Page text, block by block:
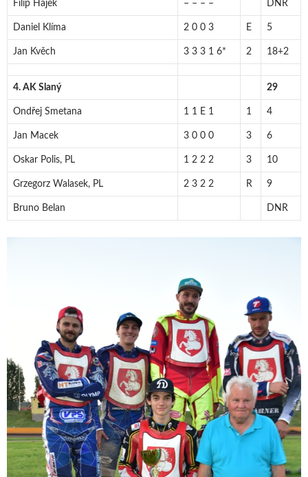
Filip Hájek – – – – DNR
Daniel Klíma 2 0 0 3 E 5
Jan Kvěch 3 3 3 1 6* 2 18+2
4. AK Slaný 29
Ondřej Smetana 1 1 E 1 1 4
Jan Macek 3 0 0 0 3 6
Oskar Polis, PL 1 2 2 2 3 10
Grzegorz Walasek, PL 2 3 2 2 R 9
Bruno Belan DNR